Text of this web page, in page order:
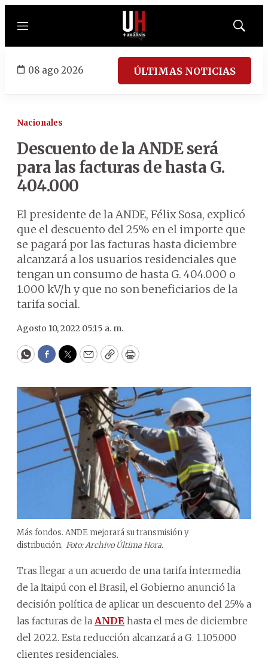
Menú
Mostrar
08 ago 2026 ÚLTIMAS NOTICIAS
Nacionales
Descuento de la ANDE será
para las facturas de hasta G.
404.000
El presidente de la ANDE, Félix Sosa, explicó
que el descuento del 25% en el importe que
se pagará por las facturas hasta diciembre
alcanzará a los usuarios residenciales que
tengan un consumo de hasta G. 404.000 o
1.000 kV/h y que no son beneficiarios de la
tarifa social.
Agosto 10, 2022 05:15 a. m.
WhatsApp
Facebook
Twitter
EmailCopyPrint
Más fondos. ANDE mejorará su transmisión y
distribución. Foto: Archivo Última Hora.
Tras llegar a un acuerdo de una tarifa intermedia
de la Itaipú con el Brasil, el Gobierno anunció la
decisión política de aplicar un descuento del 25% a
las facturas de la ANDE hasta el mes de diciembre
del 2022. Esta reducción alcanzará a G. 1.105.000
clientes residenciales.